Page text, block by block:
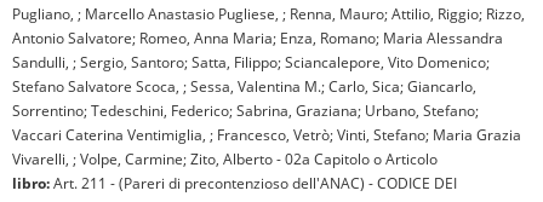
Pugliano, ; Marcello Anastasio Pugliese, ; Renna, Mauro; Attilio, Riggio; Rizzo,
Antonio Salvatore; Romeo, Anna Maria; Enza, Romano; Maria Alessandra
Sandulli, ; Sergio, Santoro; Satta, Filippo; Sciancalepore, Vito Domenico;
Stefano Salvatore Scoca, ; Sessa, Valentina M.; Carlo, Sica; Giancarlo,
Sorrentino; Tedeschini, Federico; Sabrina, Graziana; Urbano, Stefano;
Vaccari Caterina Ventimiglia, ; Francesco, Vetrò; Vinti, Stefano; Maria Grazia
Vivarelli, ; Volpe, Carmine; Zito, Alberto - 02a Capitolo o Articolo
libro:Art. 211 - (Pareri di precontenzioso dell'ANAC) - CODICE DEI